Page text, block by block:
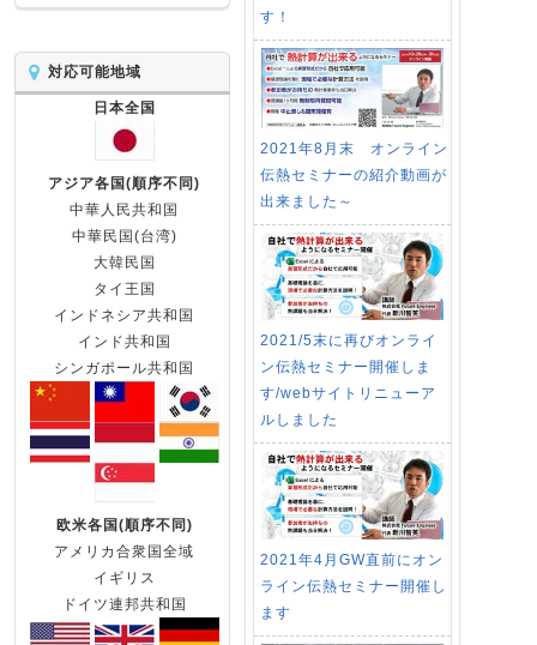
す！
2021年8月末 オンライン
伝熱セミナーの紹介動画が
出来ました～
2021/5末に再びオンライ
ン伝熱セミナー開催しま
す/webサイトリニューア
ルしました
2021年4月GW直前にオン
ライン伝熱セミナー開催し
ます
対応可能地域
日本全国
アジア各国(順序不同)
中華人民共和国
中華民国(台湾)
大韓民国
タイ王国
インドネシア共和国
インド共和国
シンガポール共和国
欧米各国(順序不同)
アメリカ合衆国全域
イギリス
ドイツ連邦共和国